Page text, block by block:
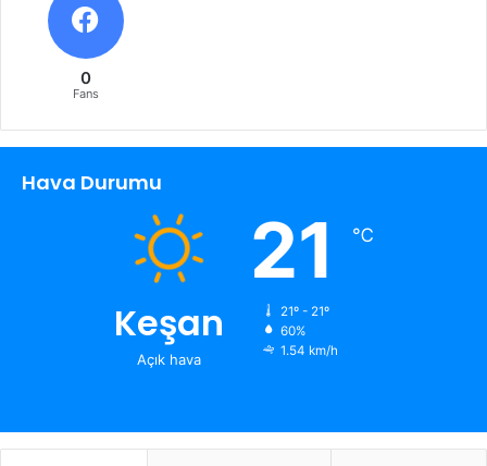
0
Fans
Hava Durumu
Keşan
Açık hava
21 ℃
21º - 21º
60%
1.54 km/h